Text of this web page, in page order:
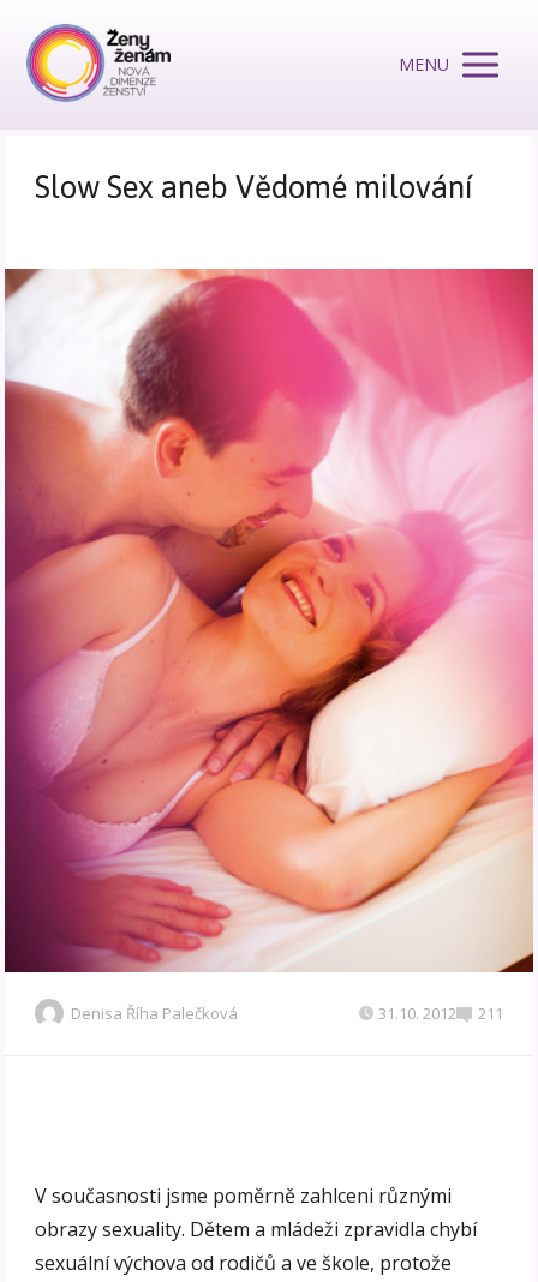
MENU
Slow Sex aneb Vědomé milování
Denisa Říha Palečková 31.10. 2012 211
V současnosti jsme poměrně zahlceni různými
obrazy sexuality. Dětem a mládeži zpravidla chybí
sexuální výchova od rodičů a ve škole, protože